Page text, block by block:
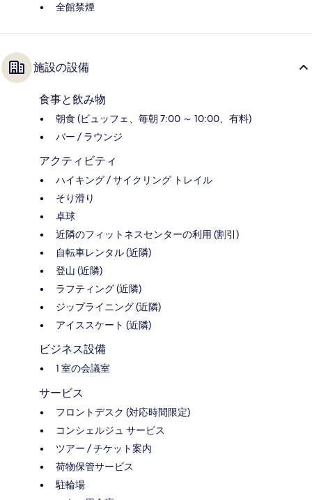
全館禁煙
施設の設備
食事と飲み物
朝食 (ビュッフェ、毎朝 7:00 ～ 10:00、有料)
バー / ラウンジ
アクティビティ
ハイキング / サイクリング トレイル
そり滑り
卓球
近隣のフィットネスセンターの利用 (割引)
自転車レンタル (近隣)
登山 (近隣)
ラフティング (近隣)
ジップライニング (近隣)
アイススケート (近隣)
ビジネス設備
1 室の会議室
サービス
フロントデスク (対応時間限定)
コンシェルジュ サービス
ツアー / チケット案内
荷物保管サービス
駐輪場